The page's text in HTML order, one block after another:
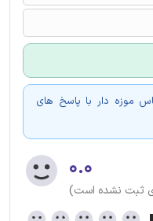
موزه دار با پاسخ های
۰.۰
ثبت نشده است)